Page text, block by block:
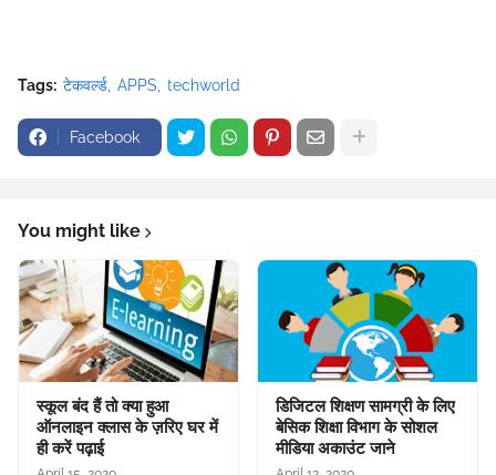
Tags: टेकवर्ल्ड APPS techworld
Facebook
You might like
स्कूल बंद हैं तो क्या हुआ
ऑनलाइन क्लास के ज़रिए घर में
ही करें पढ़ाई
डिजिटल शिक्षण सामग्री के लिए
बेसिक शिक्षा विभाग के सोशल
मीडिया अकाउंट जाने